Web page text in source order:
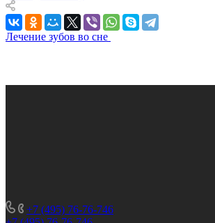
Лечение зубов во сне
+7 (495) 76-76-746